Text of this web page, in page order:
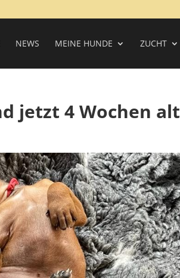
NEWS MEINE HUNDE ZUCHT
jetzt 4 Wochen alt